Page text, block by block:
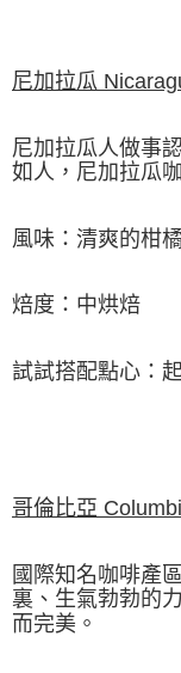
尼加拉瓜
尼加拉瓜人做事
如人，尼加拉瓜
風味：清爽的柑
焙度：中烘焙
試試搭配點心：
哥倫比亞
國際知名咖啡產
裏、生氣勃勃的
而完美。